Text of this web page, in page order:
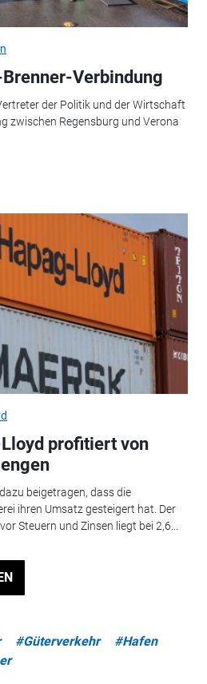
Verbindung
der Politik und der Wirtschaft
zwischen Regensburg und Verona
profitiert von
beigetragen, dass die
ihren Umsatz gesteigert hat. Der
Steuern und Zinsen liegt bei 2,6...
#Güterverkehr
#Hafen